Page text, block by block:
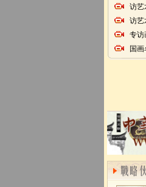
访艺
访艺
专访
国